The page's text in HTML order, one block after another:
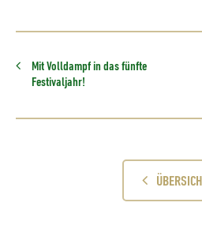
Mit Volldampf in das fünfte
Festivaljahr!